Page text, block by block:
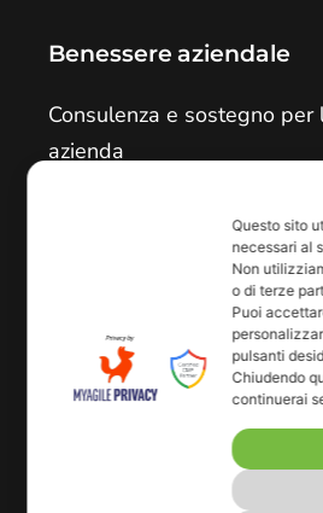
Benessere aziendale
Consulenza e sostegno per
azienda
Via G. La Pira 19/4
San Donà di Piave - VE
info@bkrinformazione.it
Questo sito
necessari al
Non
o di terze
Puoi
pulsanti
Chiudendo
continuerai